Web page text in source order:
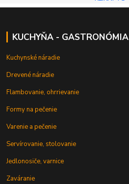
KUCHYŇA - GASTRONÓMIA
Kuchynské náradie
Drevené náradie
Flambovanie, ohrrievanie
Formy na pečenie
Varenie a pečenie
Servírovanie, stolovanie
Jedlonosiče, varnice
Zaváranie